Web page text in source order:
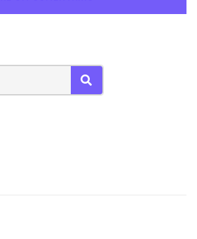
SEARCH